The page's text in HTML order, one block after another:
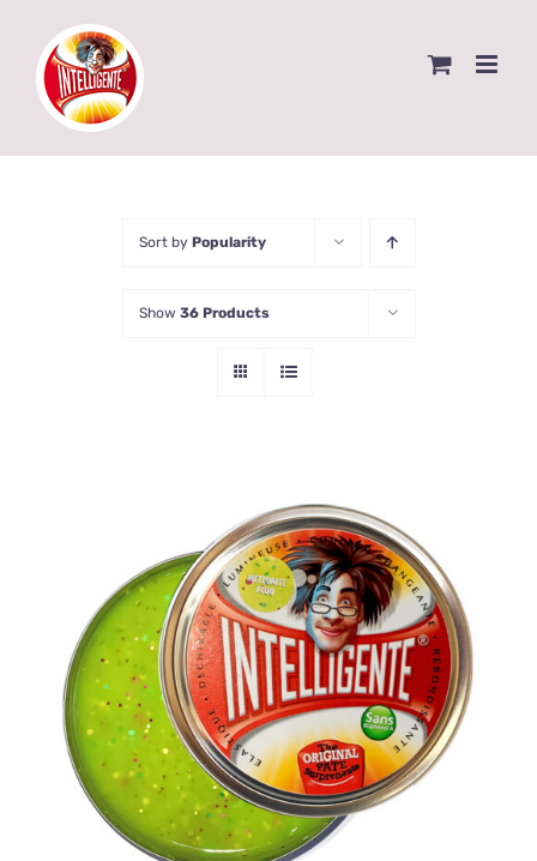
content
Sort by Popularity
Show 36 Products
AJOUTER AU PANIER
/
DETAILS